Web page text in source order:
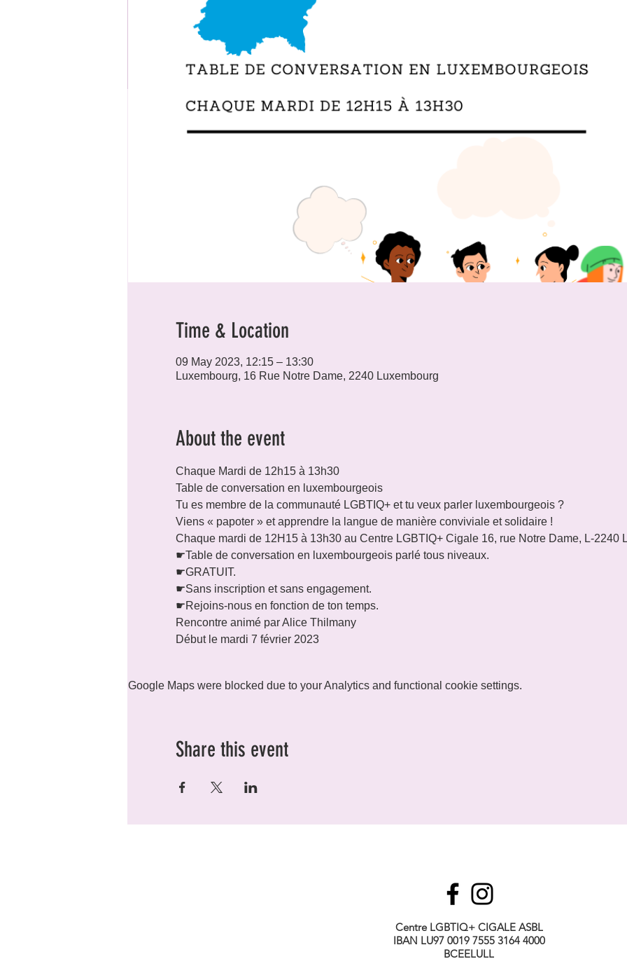
Time & Location
09 May 2023, 12:15 – 13:30
Luxembourg, 16 Rue Notre Dame, 2240 Luxembourg
About the event
Chaque Mardi de 12h15 à 13h30
Table de conversation en luxembourgeois
Tu es membre de la communauté LGBTIQ+ et tu veux parler luxembourgeois ?
Viens « papoter » et apprendre la langue de manière conviviale et solidaire !
Chaque mardi de 12H15 à 13h30 au Centre LGBTIQ+ Cigale 16, rue Notre Dame, L-2240
☛Table de conversation en luxembourgeois parlé tous niveaux.
☛GRATUIT.
☛Sans inscription et sans engagement.
☛Rejoins-nous en fonction de ton temps.
Rencontre animé par Alice Thilmany
Début le mardi 7 février 2023
Google Maps were blocked due to your Analytics and functional cookie settings.
Share this event
Centre LGBTIQ+ CIGALE ASBL
IBAN LU97 0019 7555 3164 4000
BCEELULL